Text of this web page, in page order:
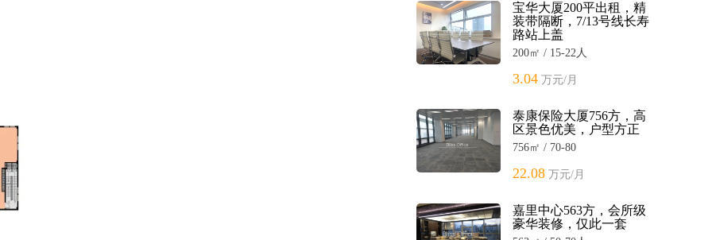
宝华大厦200平出租，精
装带隔断，7/13号线长寿
路站上盖
200㎡ / 15-22人
3.04 万元/月
泰康保险大厦756方，高
区景色优美，户型方正
756㎡ / 70-80
22.08 万元/月
嘉里中心563方，会所级
豪华装修，仅此一套